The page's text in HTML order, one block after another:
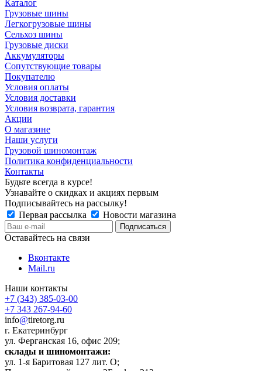
Каталог
Грузовые шины
Легкогрузовые шины
Сельхоз шины
Грузовые диски
Аккумуляторы
Сопутствующие товары
Покупателю
Условия оплаты
Условия доставки
Условия возврата, гарантия
Акции
О магазине
Наши услуги
Грузовой шиномонтаж
Политика конфиденциальности
Контакты
Будьте всегда в курсе!
Узнавайте о скидках и акциях первым
Подписывайтесь на рассылку!
Первая рассылка
Новости магазина
Оставайтесь на связи
Вконтакте
Mail.ru
Наши контакты
+7 (343) 385-03-00
+7 343 267-94-60
info@tiretorg.ru
г. Екатеринбург
ул. Ферганская 16, офис 209;
склады и шиномонтажи:
ул. 1-я Баритовая 127 лит. О;